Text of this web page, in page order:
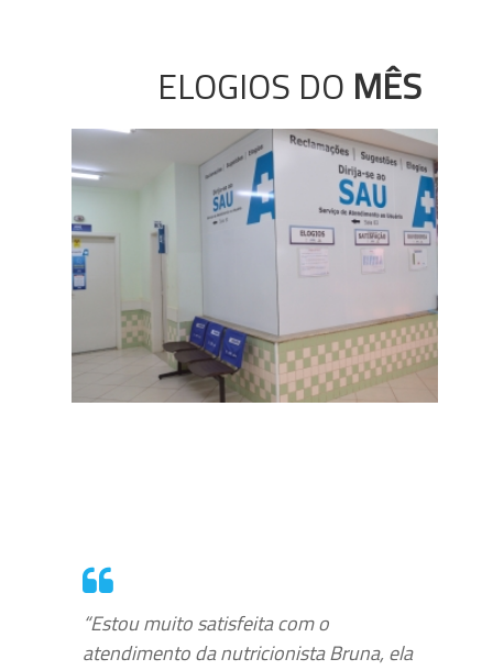
ELOGIOS DO MÊS
“Estou muito satisfeita com o
atendimento da nutricionista Bruna, ela